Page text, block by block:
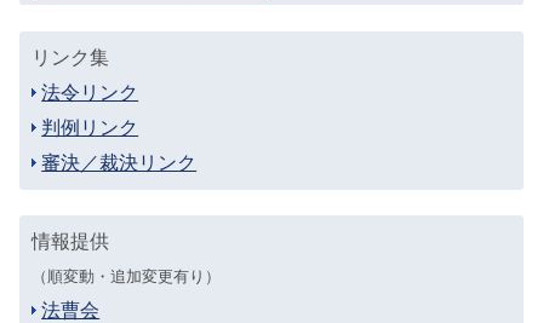
リンク集
法令リンク
判例リンク
審決／裁決リンク
情報提供
（順変動・追加変更有り）
法曹会